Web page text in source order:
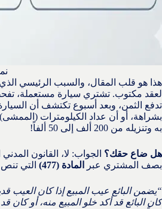
هذا هو قلب المقال، والسبب الرئيسي
لعقد مكتوب. تشتري سيارة مستعملة،
تدفع الثمن، وبعد أسبوع تكتشف أن
بشراهة، أو أن عداد الكيلومترات
به وتنزيله من 200 ألف إلى 50 ألفاً!
هل ضاع حقك؟ الجواب: لا، القانون
بصف المشتري عبر
المادة (477) التي
“يضمن البائع عيب المبيع إذا كان العيب
كان البائع قد أكد خلو المبيع منه، أو كان